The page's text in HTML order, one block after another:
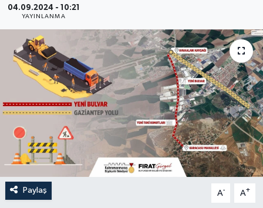
04.09.2024 - 10:21
YAYINLANMA
Paylaş A- A+
KSÜ
DÜNYA
ROPORTAJ
MAGAZİN
KADIN-AİLE
YEREL YÖNETİM
MEDYA